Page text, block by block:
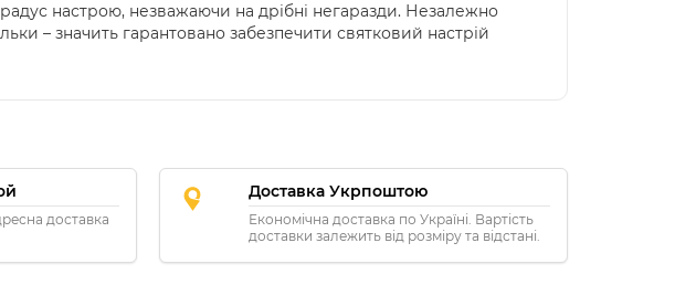
настрою, незважаючи на дрібні негаразди. Незалежно
– значить гарантовано забезпечити святковий настрій
доставка
Доставка Укрпоштою
Економічна доставка по Україні. Вартість
доставки залежить від розміру та відстані.